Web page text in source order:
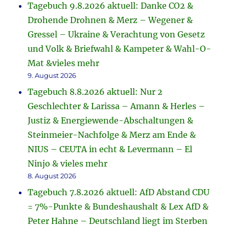
Tagebuch 9.8.2026 aktuell: Danke CO2 &
Drohende Drohnen & Merz – Wegener &
Gressel – Ukraine & Verachtung von Gesetz
und Volk & Briefwahl & Kampeter & Wahl-O-
Mat &vieles mehr
9. August 2026
Tagebuch 8.8.2026 aktuell: Nur 2
Geschlechter & Larissa – Amann & Herles –
Justiz & Energiewende-Abschaltungen &
Steinmeier-Nachfolge & Merz am Ende &
NIUS – CEUTA in echt & Levermann – El
Ninjo & vieles mehr
8. August 2026
Tagebuch 7.8.2026 aktuell: AfD Abstand CDU
= 7%-Punkte & Bundeshaushalt & Lex AfD &
Peter Hahne – Deutschland liegt im Sterben